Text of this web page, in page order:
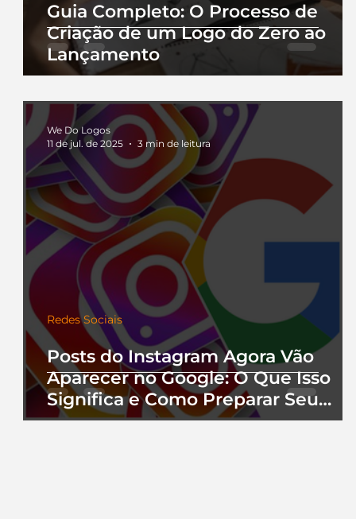
Guia Completo: O Processo de
Criação de um Logo do Zero ao
Lançamento
Posts do Instagram Agora Vão
Aparecer no Google: O Que Isso
Significa e Como Preparar Seu
Perfil
Redes Sociais
We Do Logos
11 de jul. de 2025
3 min de leitura